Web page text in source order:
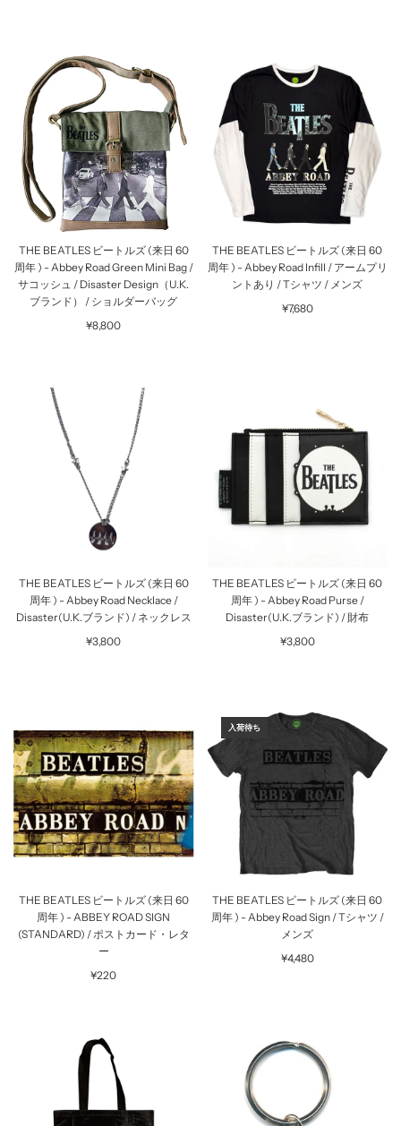
THE BEATLES ビートルズ (来日 60
周年 ) - Abbey Road Green Mini Bag /
サコッシュ / Disaster Design（U.K.
ブランド） / ショルダーバッグ
¥8,800
THE BEATLES ビートルズ (来日 60
周年 ) - Abbey Road Infill / アームプリ
ントあり / Tシャツ / メンズ
¥7,680
THE BEATLES ビートルズ (来日 60
周年 ) - Abbey Road Necklace /
Disaster(U.K.ブランド) / ネックレス
¥3,800
THE BEATLES ビートルズ (来日 60
周年 ) - Abbey Road Purse /
Disaster(U.K.ブランド) / 財布
¥3,800
THE BEATLES ビートルズ (来日 60
周年 ) - ABBEY ROAD SIGN
(STANDARD) / ポストカード・レタ
ー
¥220
入荷待ち
THE BEATLES ビートルズ (来日 60
周年 ) - Abbey Road Sign / Tシャツ /
メンズ
¥4,480